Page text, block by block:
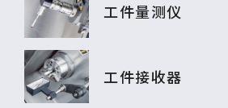
工件量测仪
工件接收器